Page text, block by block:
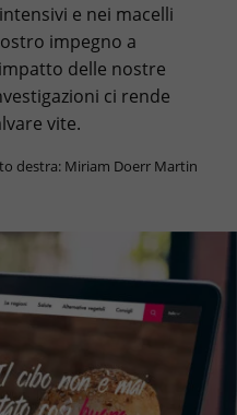
e nei macelli
impegno a
delle nostre
ci rende
vite.
destra: Miriam Doerr Martin